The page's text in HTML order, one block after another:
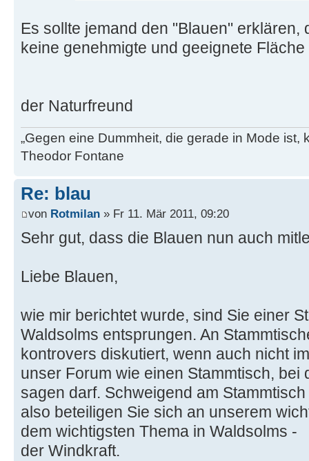
Es sollte jemand den "Blauen"
keine genehmigte und geeignete Fläche
der Naturfreund
„Gegen eine Dummheit, die gerade in Mode ist,
Theodor Fontane
Re: blau
von Rotmilan » Fr 11. Mär 2011, 09:20
Sehr gut, dass die Blauen nun auch
Liebe Blauen,
wie mir berichtet wurde, sind Sie einer
Waldsolms entsprungen. An
kontrovers diskutiert, wenn auch nicht
unser Forum wie einen Stammtisch, bei
sagen darf. Schweigend am
also beteiligen Sie sich an unserem
dem wichtigsten Thema in Waldsolms -
der Windkraft.